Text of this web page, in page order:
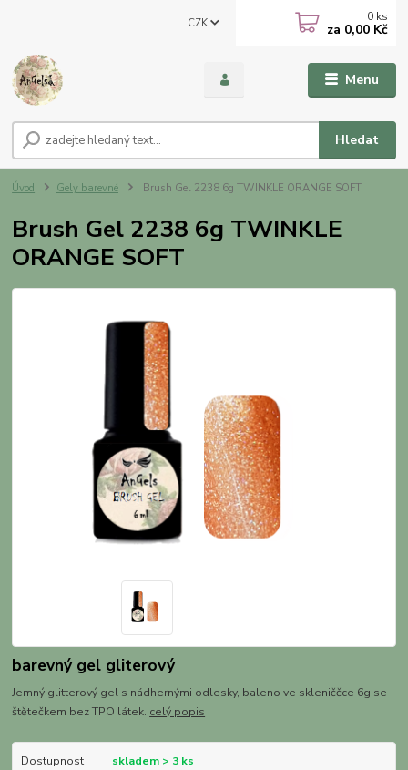
Menu
CZK
Hledat
0 ks
za 0,00 Kč
Úvod Gely barevné Brush Gel 2238 6g TWINKLE ORANGE SOFT
Brush Gel 2238 6g TWINKLE
ORANGE SOFT
barevný gel gliterový
Jemný glitterový gel s nádhernými odlesky, baleno ve skleniččce 6g se
štětečkem bez TPO látek. celý popis
Dostupnost
skladem > 3 ks